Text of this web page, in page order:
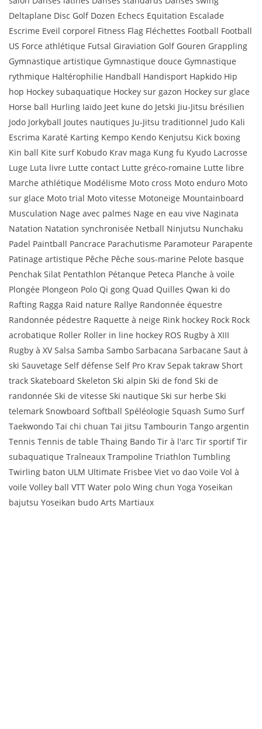
Deltaplane Disc Golf Dozen Echecs Equitation Escalade
Escrime Eveil corporel Fitness Flag Fléchettes Football Football
US Force athlétique Futsal Giraviation Golf Gouren Grappling
Gymnastique artistique Gymnastique douce Gymnastique
rythmique Haltérophilie Handball Handisport Hapkido Hip
hop Hockey subaquatique Hockey sur gazon Hockey sur glace
Horse ball Hurling Iaïdo Jeet kune do Jetski Jiu-Jitsu brésilien
Jodo Jorkyball Joutes nautiques Ju-Jitsu traditionnel Judo Kali
Escrima Karaté Karting Kempo Kendo Kenjutsu Kick boxing
Kin ball Kite surf Kobudo Krav maga Kung fu Kyudo Lacrosse
Luge Luta livre Lutte contact Lutte gréco-romaine Lutte libre
Marche athlétique Modélisme Moto cross Moto enduro Moto
sur glace Moto trial Moto vitesse Motoneige Mountainboard
Musculation Nage avec palmes Nage en eau vive Naginata
Natation Natation synchronisée Netball Ninjutsu Nunchaku
Padel Paintball Pancrace Parachutisme Paramoteur Parapente
Patinage artistique Pêche Pêche sous-marine Pelote basque
Penchak Silat Pentathlon Pétanque Peteca Planche à voile
Plongée Plongeon Polo Qi gong Quad Quilles Qwan ki do
Rafting Ragga Raid nature Rallye Randonnée équestre
Randonnée pédestre Raquette à neige Rink hockey Rock Rock
acrobatique Roller Roller in line hockey ROS Rugby à XIII
Rugby à XV Salsa Samba Sambo Sarbacana Sarbacane Saut à
ski Sauvetage Self défense Self Pro Krav Sepak takraw Short
track Skateboard Skeleton Ski alpin Ski de fond Ski de
randonnée Ski de vitesse Ski nautique Ski sur herbe Ski
telemark Snowboard Softball Spéléologie Squash Sumo Surf
Taekwondo Taï chi chuan Taï jitsu Tambourin Tango argentin
Tennis Tennis de table Thaing Bando Tir à l'arc Tir sportif Tir
subaquatique Traîneaux Trampoline Triathlon Tumbling
Twirling baton ULM Ultimate Frisbee Viet vo dao Voile Vol à
voile Volley ball VTT Water polo Wing chun Yoga Yoseikan
bajutsu Yoseikan budo Arts Martiaux